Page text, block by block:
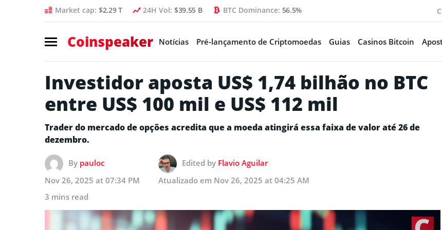
Market cap: $2.29 T 24H Vol: $39.55 B BTC Dominance: 56.5%
Coinspeaker Notícias Pré-lançamento de Criptomoedas Guias Casinos Bitcoin
Investidor aposta US$ 1,74 bilhão no BTC
entre US$ 100 mil e US$ 112 mil
Trader do mercado de opções acredita que a moeda atingirá essa faixa de valor até 26 de
dezembro.
By pauloc Edited by Flavio Aguilar
Nov 26, 2025 at 07:34 PM
Atualizado em Nov 26, 2025 at 04:25 AM
3 mins read